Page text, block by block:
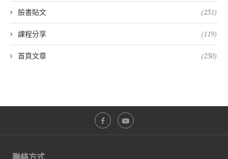
臉書貼文 (231)
課程分享 (119)
首頁文章 (230)